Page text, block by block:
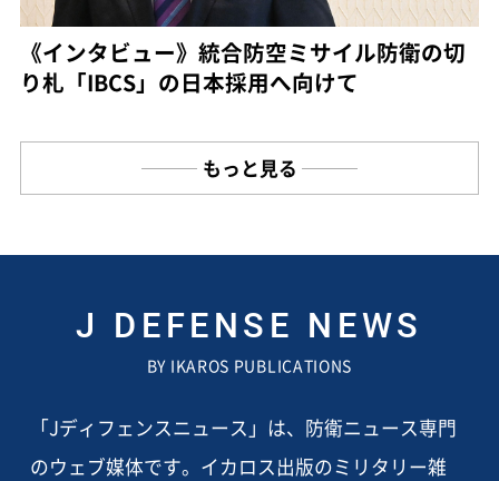
《インタビュー》統合防空ミサイル防衛の切
り札「IBCS」の日本採用へ向けて
もっと見る
J DEFENSE NEWS
BY IKAROS PUBLICATIONS
「Jディフェンスニュース」は、防衛ニュース専門
のウェブ媒体です。イカロス出版のミリタリー雑